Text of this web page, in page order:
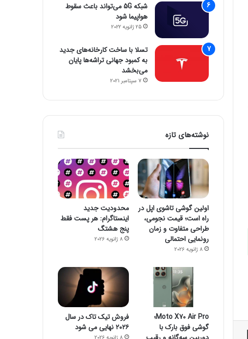
شبکه 5G می‌تواند باعث سقوط
هواپیما شود
25 ژانویه 2022
تسلا با ساخت کارخانه‌های جدید
به کمبود جهانی تراشه‌ها پایان
می‌بخشد
7 سپتامبر 2021
نوشته‌های تازه
اولین گوشی تاشوی اپل در
راه است؛ قیمت نجومی،
طراحی متفاوت و زمان
رونمایی احتمالی
8 ژانویه 2026
محدودیت جدید
اینستاگرام: هر پست فقط
پنج هشتگ
8 ژانویه 2026
Moto X70 Air Pro؛
گوشی فوق بارک با
فروش تیک تاک در سال
۲۰۲۶ نهایی می شود